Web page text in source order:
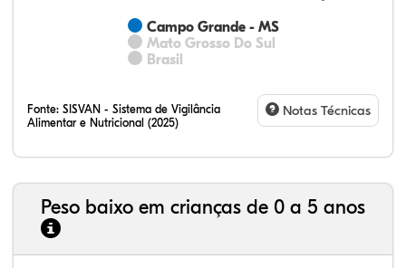
Campo Grande - MS
Mato Grosso Do Sul
Brasil
Fonte: SISVAN - Sistema de Vigilância
Alimentar e Nutricional (2025)
Notas Técnicas
Peso baixo em crianças de 0 a 5 anos